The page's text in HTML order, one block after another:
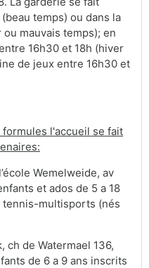
temps) ou dans la
mauvais temps); en
16h30 et 18h (hiver
de jeux entre 16h30 et
l'accueil se fait
Wemelweide, av
et ados de 5 a 18
multisports (nés
ch de Watermael 136,
de 6 a 9 ans inscrits